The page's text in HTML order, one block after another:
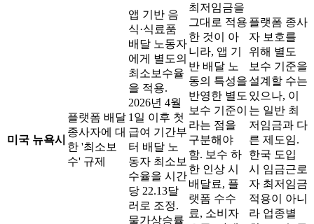
미국 뉴욕시
플랫폼 배달
종사자에 대
한 '최소보
수' 규제
앱 기반 음
식·식료품
배달 노동자
에게 별도의
최소보수율
을 적용.
2026년 4월
1일 이후 첫
급여 기간부
터 배달 노
동자 최소보
수율을 시간
당 22.13달
러로 조정.
물가상승률
최저임금을
그대로 적용
한 것이 아
니라, 앱 기
반 배달 노
동의 특성을
반영한 별도
보수 기준이
라는 점을
구분해야
함. 보수 하
한 인상 시
배달료, 플
랫폼 수수
료, 소비자
플랫폼 종사
자 보호를
위해 별도
보수 기준을
설계할 수는
있으나, 이
는 일반 최
저임금과 다
른 제도임.
한국 도입
시 임금근로
자 최저임금
적용이 아니
라 업종별